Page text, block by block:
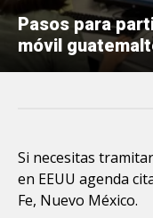
Pasos para
móvil
Si necesitas
en EEUU agenda
Fe, Nuevo México.